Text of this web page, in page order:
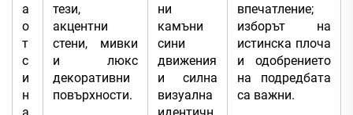
а
о
т
с
и
н
тези,
акцентни
стени, мивки
и люкс
декоративни
повърхности.
ни
камъни
сини
движения
и силна
визуална
впечатление;
изборът на
истинска плоча
и одобрението
на подредбата
са важни.